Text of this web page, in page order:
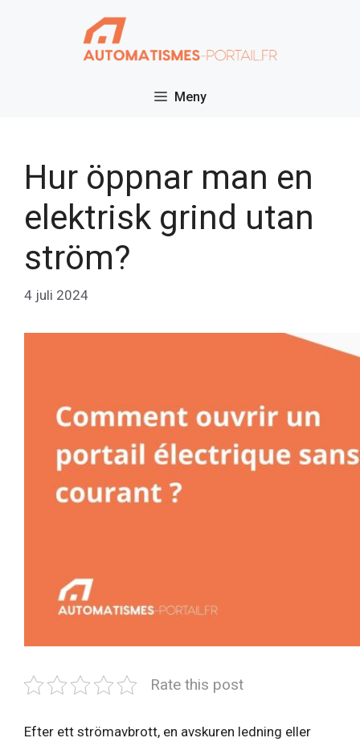
Meny
Hur öppnar man en
elektrisk grind utan
ström?
4 juli 2024
Rate this post
Efter ett strömavbrott, en avskuren ledning eller